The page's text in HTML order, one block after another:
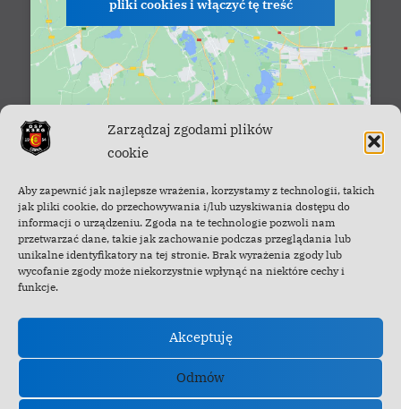
Zarządzaj zgodami plików
cookie
Aby zapewnić jak najlepsze wrażenia, korzystamy z technologii, takich
jak pliki cookie, do przechowywania i/lub uzyskiwania dostępu do
informacji o urządzeniu. Zgoda na te technologie pozwoli nam
przetwarzać dane, takie jak zachowanie podczas przeglądania lub
unikalne identyfikatory na tej stronie. Brak wyrażenia zgody lub
wycofanie zgody może niekorzystnie wpłynąć na niektóre cechy i
funkcje.
Akceptuję
Odmów
pliki cookies i włączyć tę treść
Facebook - OSP Cisna